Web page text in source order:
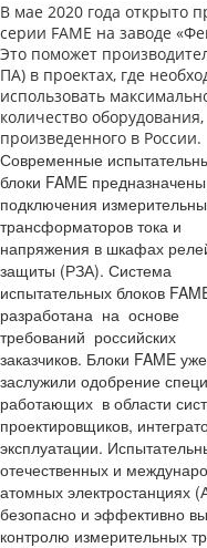
В мае 2020 года открыто
серии FAME на заводе
Это поможет
ПА) в проектах, где
использовать
количество оборудования,
произведенного в России.
Современные
блоки FAME
подключения
трансформаторов тока и
напряжения в шкафах
защиты (РЗА). Система
испытательных блоков
разработана на основе
требований российских
заказчиков. Блоки FAME уже
заслужили одобрение
работающих в области
проектировщиков,
эксплуатации.
отечественных и
атомных электростанциях
безопасно и эффективно
контролю измерительных